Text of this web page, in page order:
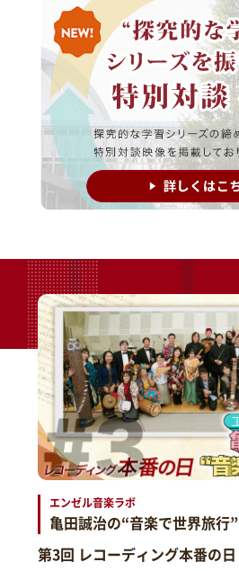
エンゼル音楽ラボ
亀田誠治の“音楽で世界旅行”
第3回 レコーディング本番の日